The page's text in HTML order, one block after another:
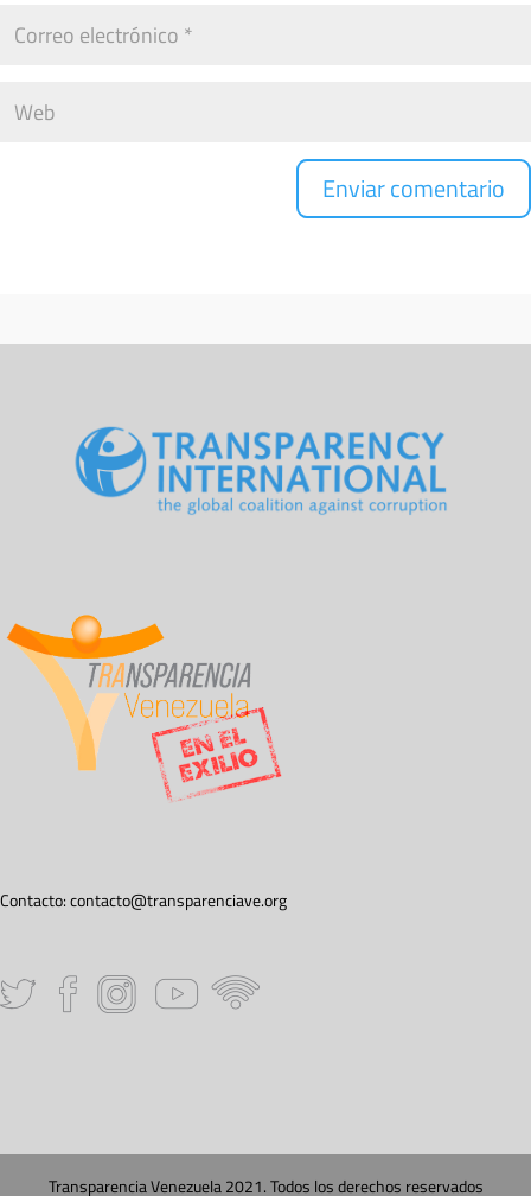
Contacto:contacto@transparenciave.org
Transparencia Venezuela 2021. Todos los derechos reservados